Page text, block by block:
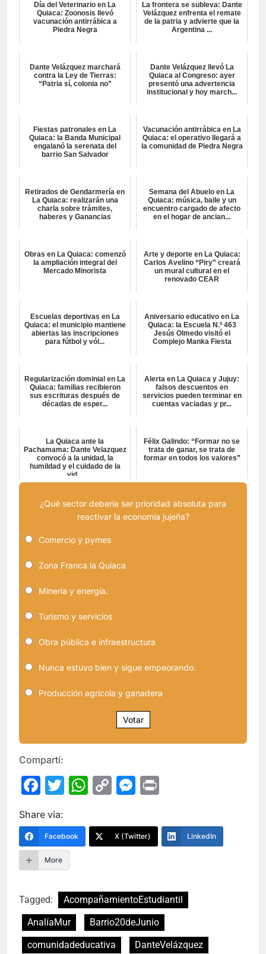
Día del Veterinario en La
Quiaca: Zoonosis llevó
vacunación antirrábica a
Piedra Negra
La frontera se subleva: Dante
Velázquez enfrenta el remate
de la patria y advierte que la
Argentina ...
Dante Velázquez marchará
contra la Ley de Tierras:
“Patria sí, colonia no”
Dante Velázquez llevó La
Quiaca al Congreso: ayer
presentó una advertencia
institucional y hoy march...
Fiestas patronales en La
Quiaca: la Banda Municipal
engalanó la serenata del
barrio San Salvador
Vacunación antirrábica en La
Quiaca: el operativo llegará a
la comunidad de Piedra Negra
Retirados de Gendarmería en
La Quiaca: realizarán una
charla sobre trámites,
haberes y Ganancias
Semana del Abuelo en La
Quiaca: música, baile y un
encuentro cargado de afecto
en el hogar de ancian...
Obras en La Quiaca: comenzó
la ampliación integral del
Mercado Minorista
Arte y deporte en La Quiaca:
Carlos Avelino “Piry” creará
un mural cultural en el
renovado CEAR
Escuelas deportivas en La
Quiaca: el municipio mantiene
abiertas las inscripciones
para fútbol y vól...
Aniversario educativo en La
Quiaca: la Escuela N.º 463
Jesús Olmedo visitó el
Complejo Manka Fiesta
Regularización dominial en La
Quiaca: familias recibieron
sus escrituras después de
décadas de esper...
Alerta en La Quiaca y Jujuy:
falsos descuentos en
servicios pueden terminar en
cuentas vaciadas y pr...
La Quiaca ante la
Pachamama: Dante Velazquez
convocó a la unidad, la
humildad y el cuidado de la
vid...
Félix Galindo: “Formar no se
trata de ganar, se trata de
formar en todos los valores”
¿Qué sector debería ser prioridad absoluta para
reactivar la economía jujeña?
Comercio y pymes
Zona Franca la Quiaca
Minería y energía.
Turismo y servicios
Obra pública e infraestructura
Nunca estuvo bien y sigue empeorando.
Producción agrícola y ganadera
Votar
Compartí:
Facebook
Twitter
WhatsApp
CopyMessenger
Share via:
Facebook X (Twitter) LinkedIn
More
Tagged:
AcompañamientoEstudiantil
AnalíaMur
Barrio20deJunio
comunidadeducativa
DanteVelázquez